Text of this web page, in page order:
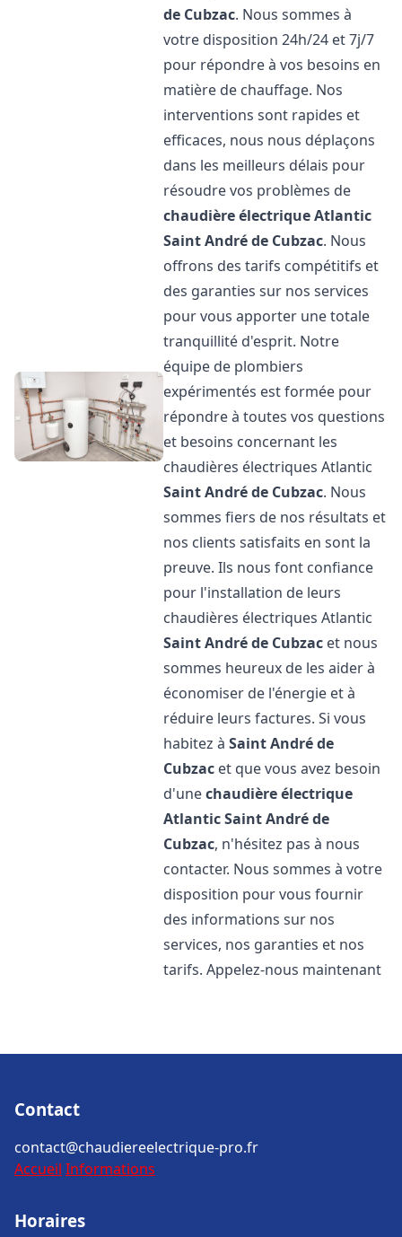
de Cubzac. Nous sommes à
votre disposition 24h/24 et 7j/7
pour répondre à vos besoins en
matière de chauffage. Nos
interventions sont rapides et
efficaces, nous nous déplaçons
dans les meilleurs délais pour
résoudre vos problèmes de
chaudière électrique Atlantic
Saint André de Cubzac. Nous
offrons des tarifs compétitifs et
des garanties sur nos services
pour vous apporter une totale
tranquillité d'esprit. Notre
équipe de plombiers
expérimentés est formée pour
répondre à toutes vos questions
et besoins concernant les
chaudières électriques Atlantic
Saint André de Cubzac. Nous
sommes fiers de nos résultats et
nos clients satisfaits en sont la
preuve. Ils nous font confiance
pour l'installation de leurs
chaudières électriques Atlantic
Saint André de Cubzac et nous
sommes heureux de les aider à
économiser de l'énergie et à
réduire leurs factures. Si vous
habitez àSaint André de
Cubzac et que vous avez besoin
d'unechaudière électrique
AtlanticSaint André de
Cubzac, n'hésitez pas à nous
contacter. Nous sommes à votre
disposition pour vous fournir
des informations sur nos
services, nos garanties et nos
tarifs. Appelez-nous maintenant
Contact
contact@chaudiereelectrique-pro.fr
Accueil Informations
Horaires